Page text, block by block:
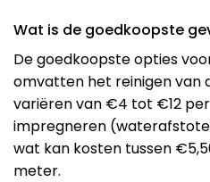
Wat is de goedkoopste
De goedkoopste opties
omvatten het reinigen van
variëren van €4 tot €12
impregneren
wat kan kosten tussen
meter​​.